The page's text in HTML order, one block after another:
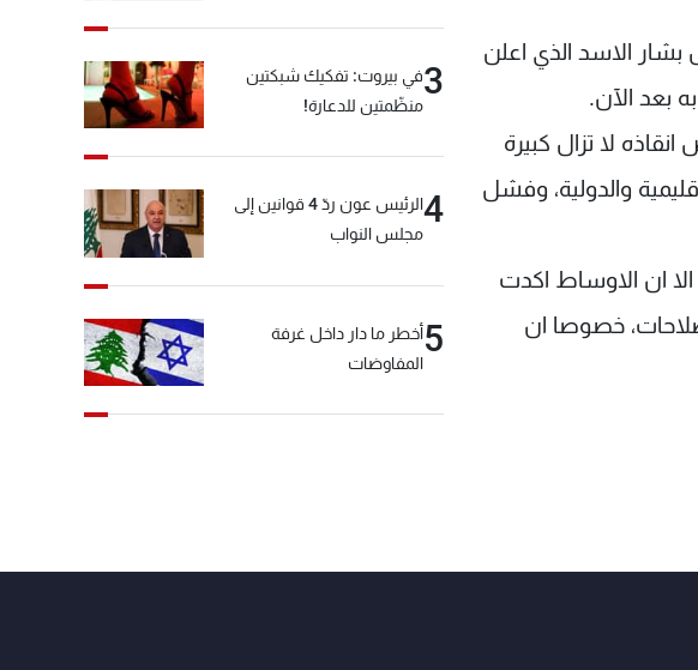
بشار الاسد الذي اعلن
بعد الآن.
لا تزال كبيرة
والدولية، وفشل
ان الاوساط اكدت
خصوصا ان
3في بيروت: تفكيك شبكتين
منظّمتين للدعارة!
4
الرئيس عون ردّ 4 قوانين إلى
مجلس النواب
5أخطر ما دار داخل غرفة
المفاوضات